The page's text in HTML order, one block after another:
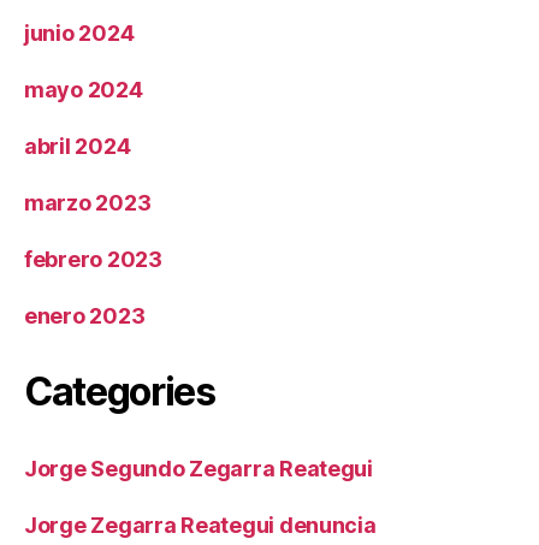
junio 2024
mayo 2024
abril 2024
marzo 2023
febrero 2023
enero 2023
Categories
Jorge Segundo Zegarra Reategui
Jorge Zegarra Reategui denuncia